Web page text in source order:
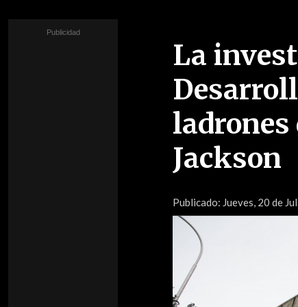
La
ladrones
Jackson
Publicado: Jueves, 20 de